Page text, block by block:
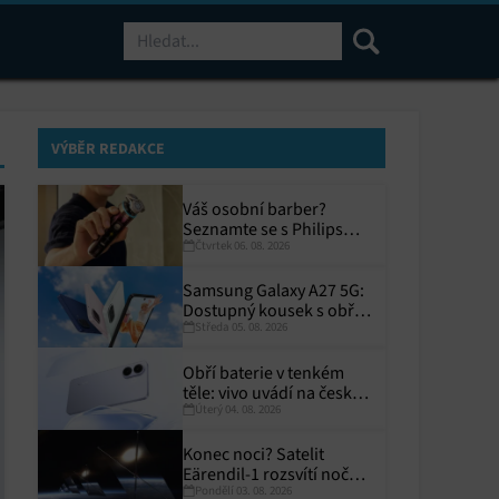
VÝBĚR REDAKCE
Váš osobní barber?
Seznamte se s Philips
i9000 Prestige Ultra
Čtvrtek 06. 08. 2026
Samsung Galaxy A27 5G:
Dostupný kousek s obřím
displejem
Středa 05. 08. 2026
Obří baterie v tenkém
těle: vivo uvádí na český
trh V70 Lite 5G
Úterý 04. 08. 2026
Konec noci? Satelit
Eärendil-1 rozsvítí noční
Zemi
Pondělí 03. 08. 2026